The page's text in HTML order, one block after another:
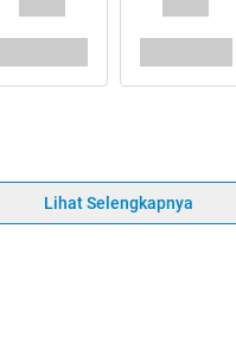
Lihat Selengkapnya